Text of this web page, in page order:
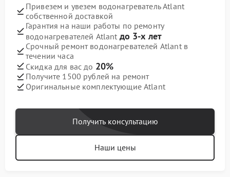
Привезем и увезем водонагреватель Atlant
собственной доставкой
Гарантия на наши работы по ремонту
водонагревателей Atlant до 3-х лет
Срочный ремонт водонагревателей Atlant в
течении часа
Скидка для вас до 20%
Получите 1500 рублей на ремонт
Оригинальные комплектующие Atlant
Получить консультацию
Наши цены